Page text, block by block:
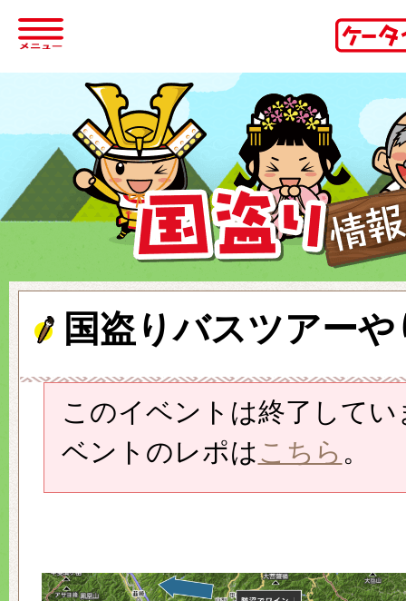
国盗りバスツアー
このイベントは終了してい
ベントのレポは こちら 。